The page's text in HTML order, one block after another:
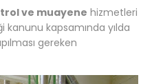
ve muayene hizmetleri
kanunu kapsamında yılda
gereken